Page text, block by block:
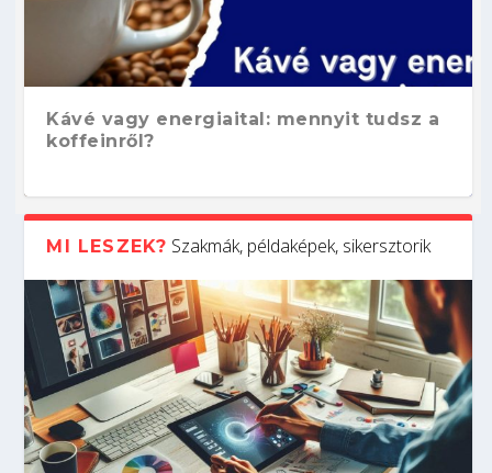
Kávé vagy energiaital: mennyit tudsz a
koffeinről?
MI LESZEK? Szakmák, példaképek, sikersztorik